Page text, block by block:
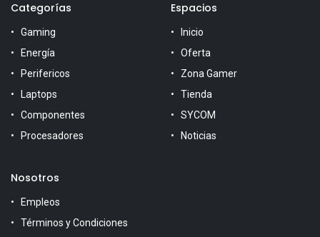
Categorías
Gaming
Energía
Perifericos
Laptops
Componentes
Procesadores
Espacios
Inicio
Oferta
Zona Gamer
Tienda
SYCOM
Noticias
Nosotros
Empleos
Términos y Condiciones